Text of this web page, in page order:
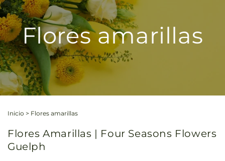
Flores amarillas
Inicio > Flores amarillas
Flores Amarillas | Four Seasons Flowers
Guelph